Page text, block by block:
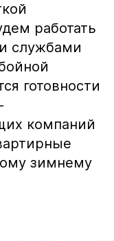
работать
службами
готовности
компаний
зимнему